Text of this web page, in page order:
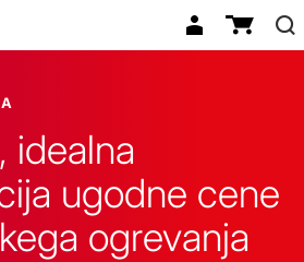
idealna
ugodne cene
ogrevanja